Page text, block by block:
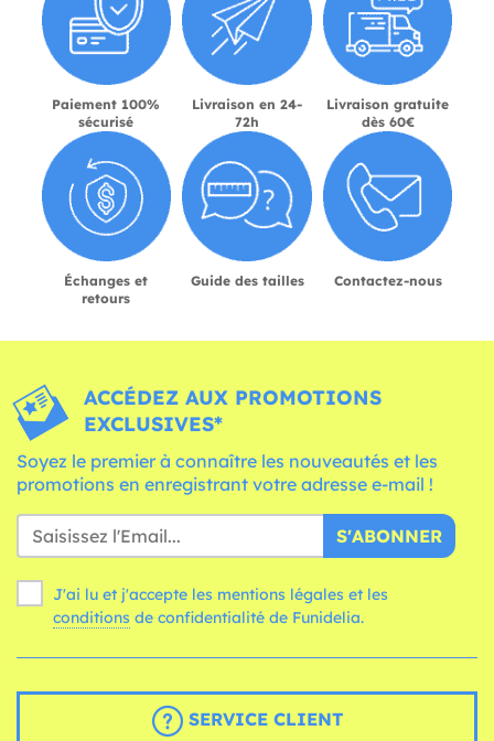
Paiement 100%
sécurisé
Livraison en 24-
72h
Livraison gratuite
dès 60€
Échanges et
retours
Guide des tailles Contactez-nous
ACCÉDEZ AUX PROMOTIONS
EXCLUSIVES*
Soyez le premier à connaître les nouveautés et les
promotions en enregistrant votre adresse e-mail !
S'ABONNER
J'ai lu et j'accepte les mentions légales et les
conditions de confidentialité de Funidelia.
SERVICE CLIENT